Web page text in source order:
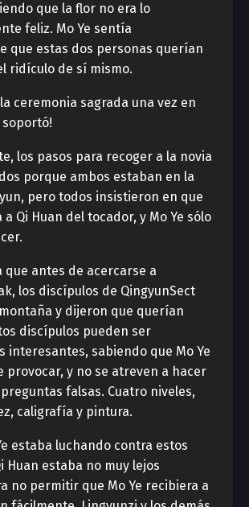
que la flor no era lo
feliz. Mo Ye sentía
que estas dos personas querían
ridículo de sí mismo.
ceremonia sagrada una vez en
soportó!
los pasos para recoger a la novia
porque ambos estaban en la
pero todos insistieron en que
a Qi Huan del tocador, y Mo Ye sólo
que antes de acercarse a
los discípulos de QingyunSect
y dijeron que querían
discípulos pueden ser
interesantes, sabiendo que Mo Ye
provocar, y no se atreven a hacer
falsas. Cuatro niveles,
caligrafía y pintura.
estaba luchando contra estos
Huan estaba no muy lejos
no permitir que Mo Ye recibiera a